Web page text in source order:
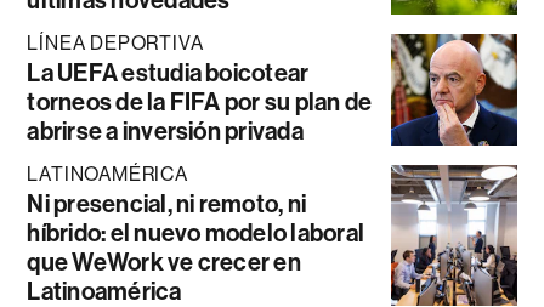
LÍNEA DEPORTIVA
La UEFA estudia boicotear
torneos de la FIFA por su plan de
abrirse a inversión privada
LATINOAMÉRICA
Ni presencial, ni remoto, ni
híbrido: el nuevo modelo laboral
que WeWork ve crecer en
Latinoamérica